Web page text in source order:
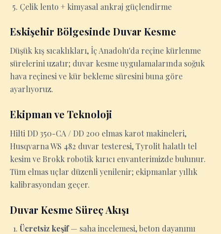
Çelik lento + kimyasal ankraj güçlendirme
Eskişehir Bölgesinde Duvar Kesme
Düşük kış sıcaklıkları, İç Anadolu'da reçine kürlenme
sürelerini uzatır; duvar kesme uygulamalarında soğuk
hava reçinesi ve kür bekleme süresini buna göre
ayarlıyoruz.
Ekipman ve Teknoloji
Hilti DD 350-CA / DD 200 elmas karot makineleri,
Husqvarna WS 482 duvar testeresi, Tyrolit halatlı tel
kesim ve Brokk robotik kırıcı envanterimizde bulunur.
Tüm elmas uçlar düzenli yenilenir; ekipmanlar yıllık
kalibrasyondan geçer.
Duvar Kesme Süreç Akışı
Ücretsiz keşif— saha incelemesi, beton dayanımı